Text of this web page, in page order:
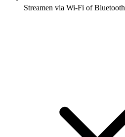
Streamen via Wi-Fi of Bluetooth